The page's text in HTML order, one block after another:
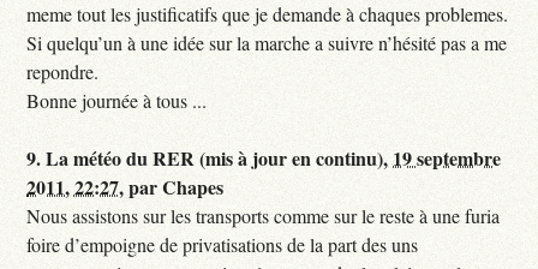
meme tout les justificatifs que je demande à chaques problemes.
Si quelqu’un à une idée sur la marche a suivre n’hésité pas a me
repondre.
Bonne journée à tous ...
9.La météo du RER (mis à jour en continu), 19 septembre
2011, 22:27,parChapes
Nous assistons sur les transports comme sur le reste à une furia
foire d’empoigne de privatisations de la part des uns